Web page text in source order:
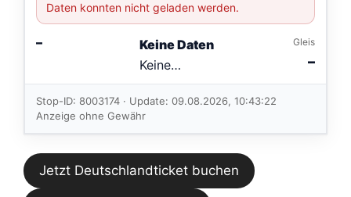
Daten konnten nicht geladen werden.
–
Keine Daten
Keine
Verbindungen
im aktuellen
Feed.
Gleis
–
Stop-ID: 8003174 · Update: 09.08.2026, 10:43:22
Anzeige ohne Gewähr
Jetzt Deutschlandticket buchen